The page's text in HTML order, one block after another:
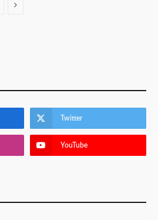
Next
Twitter
YouTube